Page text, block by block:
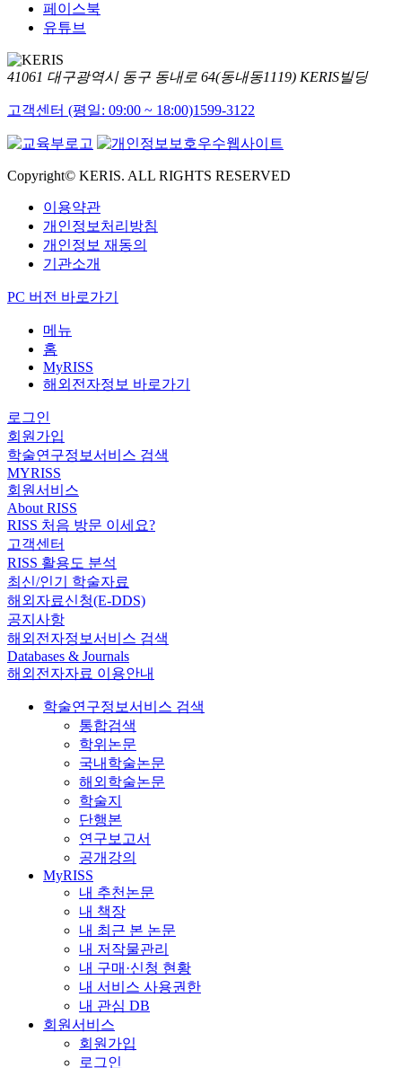
페이스북
유튜브
41061 대구광역시 동구 동내로 64(동내동1119) KERIS빌딩
고객센터 (평일: 09:00 ~ 18:00)1599-3122
Copyright© KERIS. ALL RIGHTS RESERVED
이용약관
개인정보처리방침
개인정보 재동의
기관소개
PC 버전 바로가기
메뉴
홈
MyRISS
해외전자정보 바로가기
로그인
회원가입
학술연구정보서비스 검색
MYRISS
회원서비스
About RISS
RISS 처음 방문 이세요?
고객센터
RISS 활용도 분석
최신/인기 학술자료
해외자료신청(E-DDS)
공지사항
해외전자정보서비스 검색
Databases & Journals
해외전자자료 이용안내
학술연구정보서비스 검색
통합검색
학위논문
국내학술논문
해외학술논문
학술지
단행본
연구보고서
공개강의
MyRISS
내 추천논문
내 책장
내 최근 본 논문
내 저작물관리
내 구매·신청 현황
내 서비스 사용권한
내 관심 DB
회원서비스
회원가입
로그인